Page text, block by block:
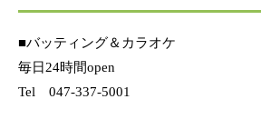
■バッティング＆カラオケ
毎日24時間open
Tel 047-337-5001